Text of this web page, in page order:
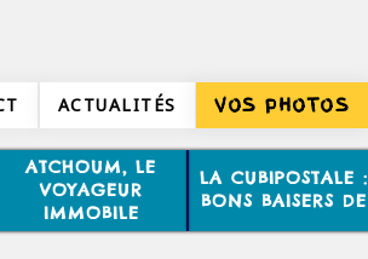
ACTUALITÉS VOS PHOTOS
ATCHOUM, LE
VOYAGEUR
IMMOBILE
LA CUBIPOSTALE :
BONS BAISERS DE